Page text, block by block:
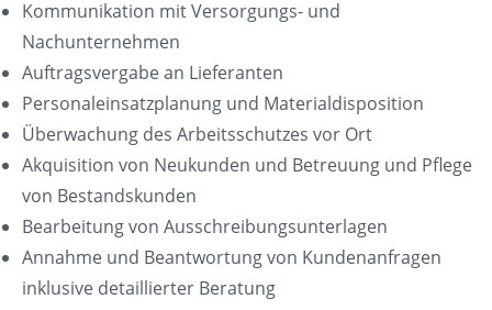
Kommunikation mit Versorgungs- und
Nachunternehmen
Auftragsvergabe an Lieferanten
Personaleinsatzplanung und Materialdisposition
Überwachung des Arbeitsschutzes vor Ort
Akquisition von Neukunden und Betreuung und Pflege
von Bestandskunden
Bearbeitung von Ausschreibungsunterlagen
Annahme und Beantwortung von Kundenanfragen
inklusive detaillierter Beratung